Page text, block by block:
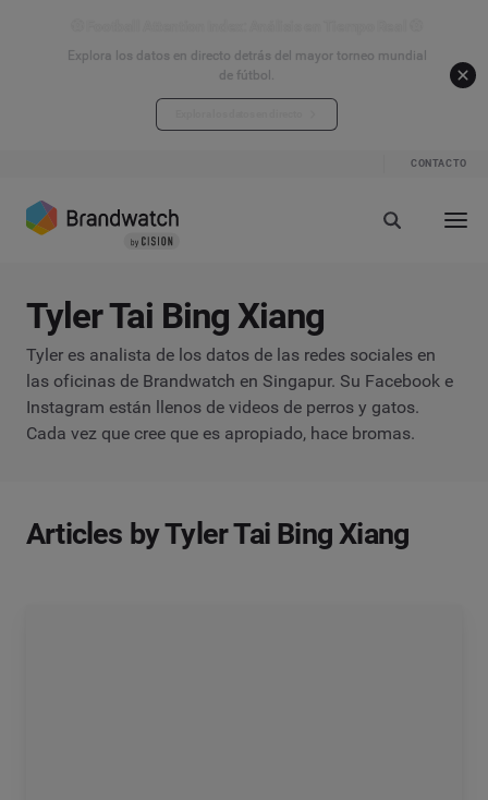
Explora los datos en directo detrás del mayor torneo mundial
de fútbol.
CONTACTO
Tyler Tai Bing Xiang
Tyler es analista de los datos de las redes sociales en
las oficinas de Brandwatch en Singapur. Su Facebook e
Instagram están llenos de videos de perros y gatos.
Cada vez que cree que es apropiado, hace bromas.
Articles by Tyler Tai Bing Xiang